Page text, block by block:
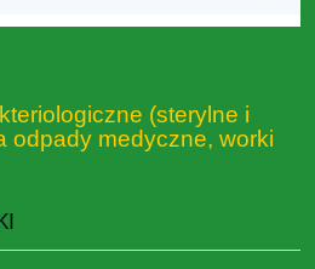
(sterylne i
odpady medyczne, worki